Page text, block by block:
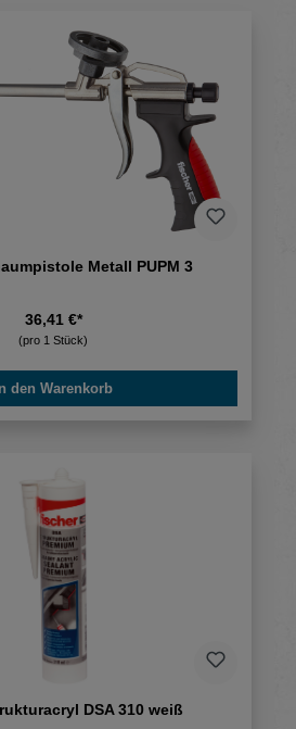
Metall PUPM 3
36,41 €*
(pro 1 Stück)
In den Warenkorb
DSA 310 weiß